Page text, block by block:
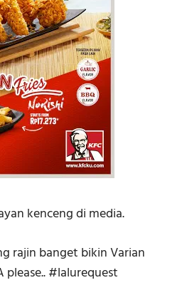
kenceng di media.
rajin banget bikin Varian
please.. #lalurequest